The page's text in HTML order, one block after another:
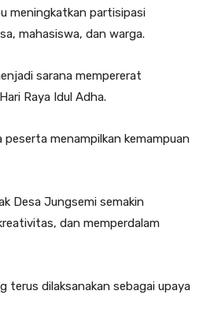
meningkatkan partisipasi
mahasiswa, dan warga.
sarana mempererat
Raya Idul Adha.
menampilkan kemampuan
Desa Jungsemi semakin
dan memperdalam
terus dilaksanakan sebagai upaya